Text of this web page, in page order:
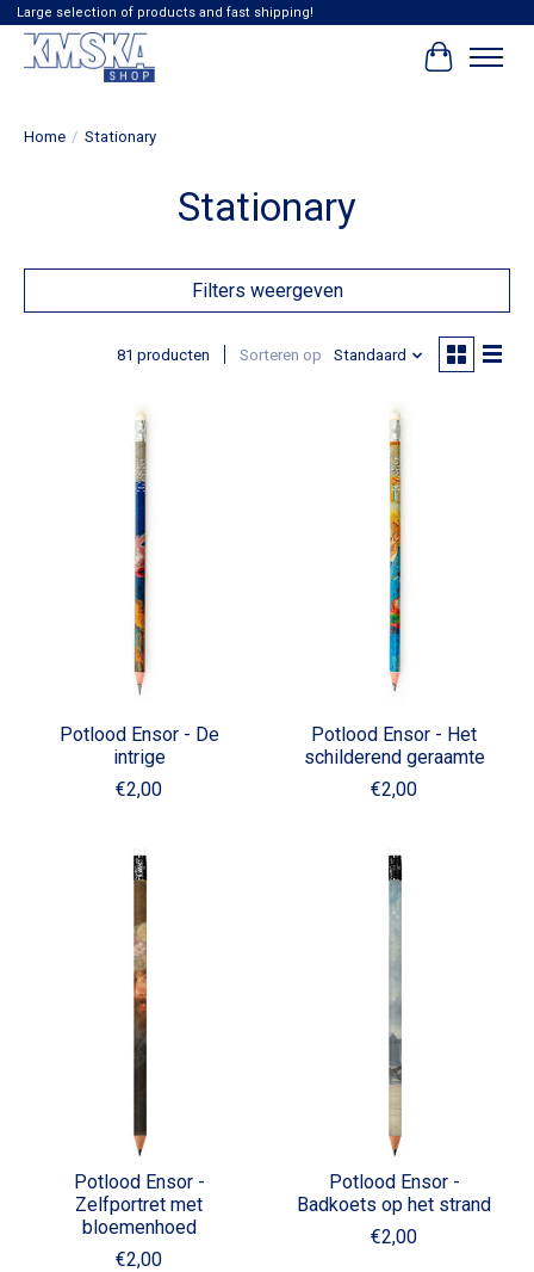
Large selection of products and fast shipping!
Home / Stationary
Stationary
Filters weergeven
81 producten Sorteren op Standaard
Potlood Ensor - De
intrige
€2,00
Potlood Ensor - Het
schilderend geraamte
€2,00
Potlood Ensor -
Zelfportret met
bloemenhoed
€2,00
Potlood Ensor -
Badkoets op het strand
€2,00